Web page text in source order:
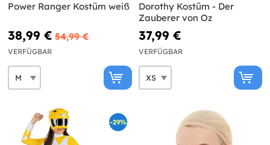
Power Ranger Kostüm weiß
38,99 € 54,99 €
VERFÜGBAR
Dorothy Kostüm - Der
Zauberer von Oz
37,99 €
VERFÜGBAR
-29%